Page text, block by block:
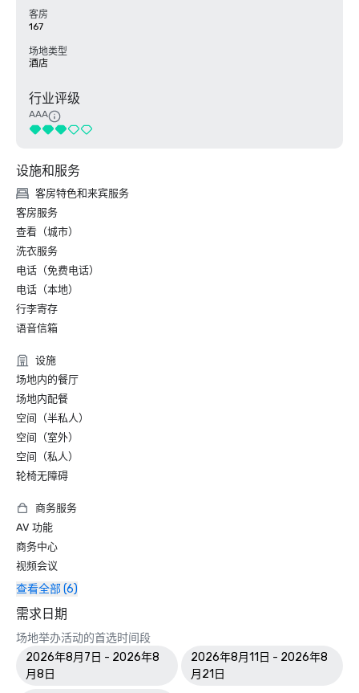
客房
167
场地类型
酒店
行业评级
AAA
设施和服务
客房特色和来宾服务
客房服务
查看（城市）
洗衣服务
电话（免费电话）
电话（本地）
行李寄存
语音信箱
设施
场地内的餐厅
场地内配餐
空间（半私人）
空间（室外）
空间（私人）
轮椅无障碍
商务服务
AV 功能
商务中心
视频会议
查看全部 (6)
需求日期
场地举办活动的首选时间段
2026年8月7日 - 2026年8
月8日
2026年8月11日 - 2026年8
月21日